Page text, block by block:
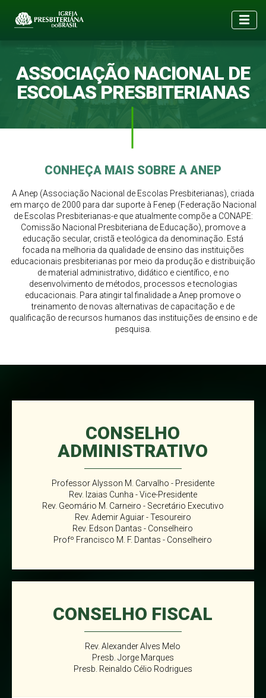
ASSOCIAÇÃO NACIONAL DE
ESCOLAS PRESBITERIANAS
CONHEÇA MAIS SOBRE A ANEP
A Anep (Associação Nacional de Escolas Presbiterianas), criada
em março de 2000 para dar suporte à Fenep (Federação Nacional
de Escolas Presbiterianas-e que atualmente compõe a CONAPE:
Comissão Nacional Presbiteriana de Educação), promove a
educação secular, cristã e teológica da denominação. Está
focada na melhoria da qualidade de ensino das instituições
educacionais presbiterianas por meio da produção e distribuição
de material administrativo, didático e científico, e no
desenvolvimento de métodos, processos e tecnologias
educacionais. Para atingir tal finalidade a Anep promove o
treinamento de novas alternativas de capacitação e de
qualificação de recursos humanos das instituições de ensino e de
pesquisa.
CONSELHO
ADMINISTRATIVO
Professor Alysson M. Carvalho - Presidente
Rev. Izaias Cunha - Vice-Presidente
Rev. Geomário M. Carneiro - Secretário Executivo
Rev. Ademir Aguiar - Tesoureiro
Rev. Edson Dantas - Conselheiro
Profº Francisco M. F. Dantas - Conselheiro
CONSELHO FISCAL
Rev. Alexander Alves Melo
Presb. Jorge Marques
Presb. Reinaldo Célio Rodrigues